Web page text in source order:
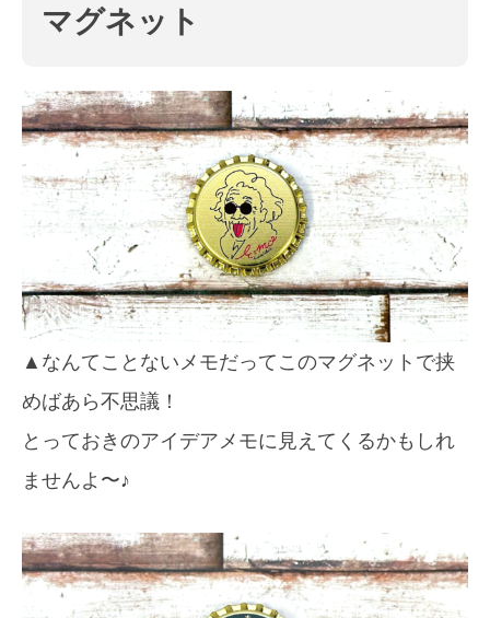
マグネット
▲なんてことないメモだってこのマグネットで挟
めばあら不思議！
とっておきのアイデアメモに見えてくるかもしれ
ませんよ〜♪